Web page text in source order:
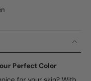
Perfect Color